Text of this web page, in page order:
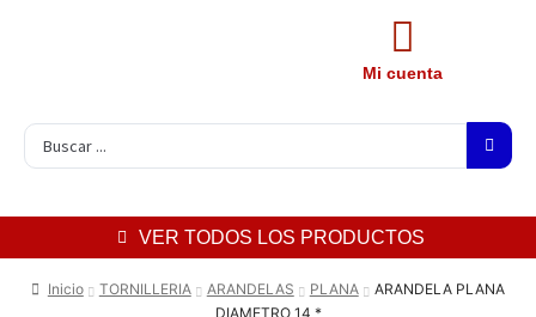
Mi cuenta
VER TODOS LOS PRODUCTOS
Inicio TORNILLERIA ARANDELAS PLANA
ARANDELA PLANA
DIAMETRO 14 *